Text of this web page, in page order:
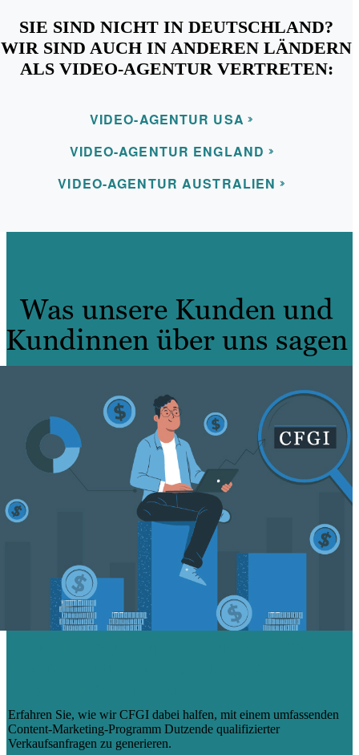
SIE SIND NICHT IN DEUTSCHLAND?
WIR SIND AUCH IN ANDEREN LÄNDERN
ALS VIDEO-AGENTUR VERTRETEN:
VIDEO-AGENTUR USA
VIDEO-AGENTUR ENGLAND
VIDEO-AGENTUR AUSTRALIEN
Was unsere Kunden und
Kundinnen über uns sagen
Erfahren Sie, wie wir CFGI dabei halfen, mit einem umfassenden
Content-Marketing-Programm Dutzende qualifizierter
Verkaufsanfragen zu generieren.